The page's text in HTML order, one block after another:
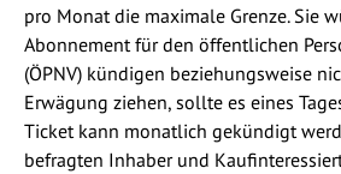
pro Monat die maximale Grenze. Sie
Abonnement für den öffentlichen
(ÖPNV) kündigen beziehungsweise
Erwägung ziehen, sollte es eines
Ticket kann monatlich gekündigt
befragten Inhaber und